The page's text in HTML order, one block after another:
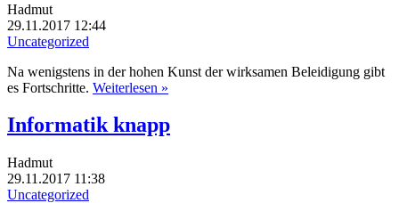
Hadmut
29.11.2017 12:44
Uncategorized
Na wenigstens in der hohen Kunst der wirksamen Beleidigung gibt
es Fortschritte. Weiterlesen »
Informatik knapp
Hadmut
29.11.2017 11:38
Uncategorized